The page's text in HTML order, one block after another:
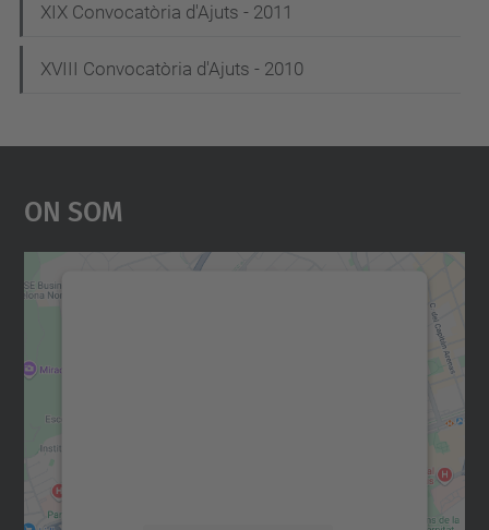
XIX Convocatòria d'Ajuts - 2011
XVIII Convocatòria d'Ajuts - 2010
On Som